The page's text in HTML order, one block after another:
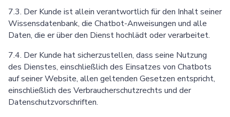
7.3. Der Kunde ist allein verantwortlich für den Inhalt seiner
Wissensdatenbank, die Chatbot-Anweisungen und alle
Daten, die er über den Dienst hochlädt oder verarbeitet.
7.4. Der Kunde hat sicherzustellen, dass seine Nutzung
des Dienstes, einschließlich des Einsatzes von Chatbots
auf seiner Website, allen geltenden Gesetzen entspricht,
einschließlich des Verbraucherschutzrechts und der
Datenschutzvorschriften.